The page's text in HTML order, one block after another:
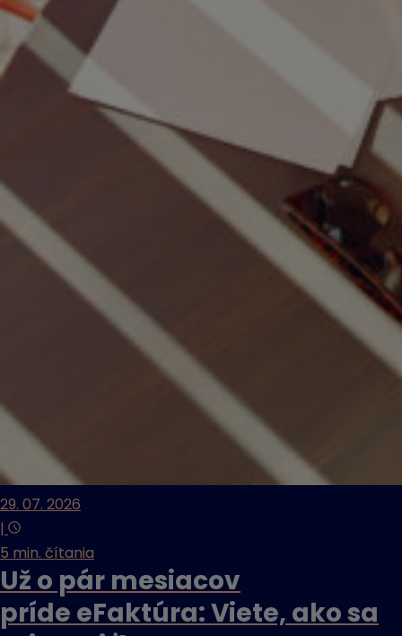
29. 07. 2026
|
5 min. čítania
Už o pár mesiacov
príde eFaktúra: Viete, ako sa